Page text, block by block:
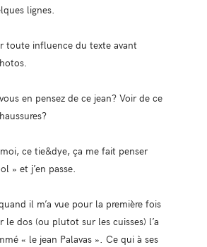
lignes.
toute influence du texte avant
en pensez de ce jean? Voir de ce
ce tie&dye, ça me fait penser
» et j’en passe.
il m’a vue pour la première fois
le dos (ou plutot sur les cuisses) l’a
« le jean Palavas ». Ce qui à ses